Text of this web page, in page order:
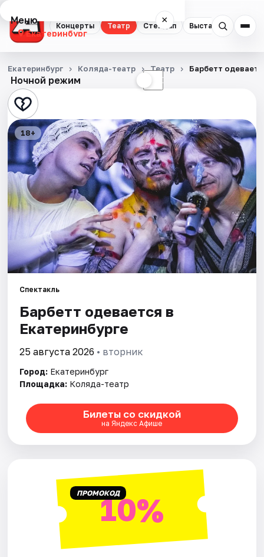
Концерты Театр Стендап Выставки
Меню ×
Екатеринбург
Концерты
Театр
Стендап
Выставки
Квесты
Экскурсии
Спорт
События
Города
Площадки
Артисты
Рейтинги
Ночной режим ☾
Екатеринбург Коляда-театр Театр Барбетт
18+
Спектакль
Барбетт одевается в
Екатеринбурге
25 августа 2026 • вторник
Город: Екатеринбург
Площадка: Коляда-театр
Билеты со скидкой
на Яндекс Афише
ПРОМОКОД10%